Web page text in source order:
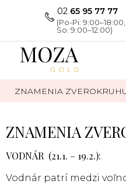
02 65 95 77 77
ZNAMENIA
ZNAMENIA
VODNÁR (21.1. – 19.2.):
Vodnár patrí medzi